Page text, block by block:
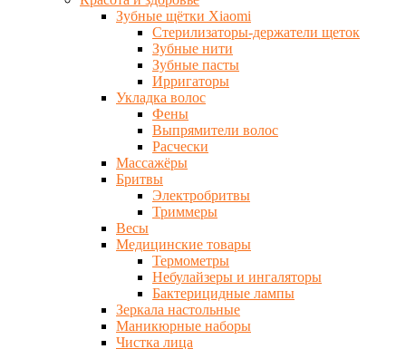
Зубные щётки Xiaomi
Стерилизаторы-держатели щеток
Зубные нити
Зубные пасты
Ирригаторы
Укладка волос
Фены
Выпрямители волос
Расчески
Массажёры
Бритвы
Электробритвы
Триммеры
Весы
Медицинские товары
Термометры
Небулайзеры и ингаляторы
Бактерицидные лампы
Зеркала настольные
Маникюрные наборы
Чистка лица